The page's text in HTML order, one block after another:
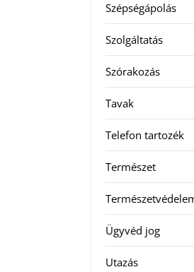
Szépségápolás
Szolgáltatás
Szórakozás
Tavak
Telefon tartozék
Természet
Ügyvéd jog
Utazás